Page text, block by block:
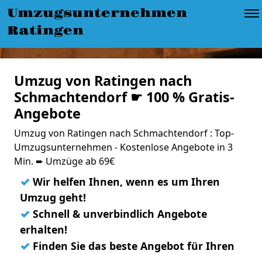
Umzugsunternehmen
Ratingen
Umzug von Ratingen nach
Schmachtendorf ☛ 100 % Gratis-
Angebote
Umzug von Ratingen nach Schmachtendorf : Top-
Umzugsunternehmen - Kostenlose Angebote in 3
Min. ➨ Umzüge ab 69€
✓ Wir helfen Ihnen, wenn es um Ihren
Umzug geht!
✓ Schnell & unverbindlich Angebote
erhalten!
✓ Finden Sie das beste Angebot für Ihren